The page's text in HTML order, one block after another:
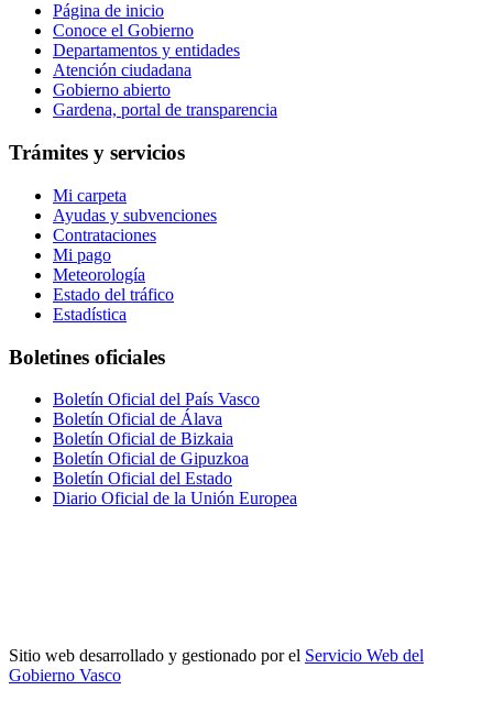
Página de inicio
Conoce el Gobierno
Departamentos y entidades
Atención ciudadana
Gobierno abierto
Gardena, portal de transparencia
Trámites y servicios
Mi carpeta
Ayudas y subvenciones
Contrataciones
Mi pago
Meteorología
Estado del tráfico
Estadística
Boletines oficiales
Boletín Oficial del País Vasco
Boletín Oficial de Álava
Boletín Oficial de Bizkaia
Boletín Oficial de Gipuzkoa
Boletín Oficial del Estado
Diario Oficial de la Unión Europea
Sitio web desarrollado y gestionado por el Servicio Web del
Gobierno Vasco